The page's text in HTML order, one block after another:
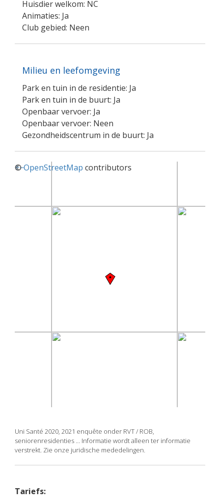
Huisdier welkom: NC
Animaties: Ja
Club gebied: Neen
Milieu en leefomgeving
Park en tuin in de residentie: Ja
Park en tuin in de buurt: Ja
Openbaar vervoer: Ja
Openbaar vervoer: Neen
Gezondheidscentrum in de buurt: Ja
+−
©OpenStreetMap contributors
Uni Santé 2020, 2021 enquête onder RVT / ROB,
seniorenresidenties ... Informatie wordt alleen ter informatie
verstrekt. Zie onze juridische mededelingen.
Tariefs: